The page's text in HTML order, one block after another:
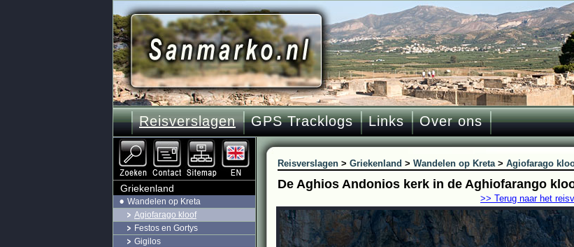
Reisverslagen GPS Tracklogs Links Over ons
Reisverslagen > Griekenland > Wandelen op Kreta> Agiofarago
De Aghios Andonios kerk in de Aghiofarango
>> Terug naar het
Griekenland
Wandelen op Kreta
Agiofarago kloof
Festos en Gortys
Gigilos